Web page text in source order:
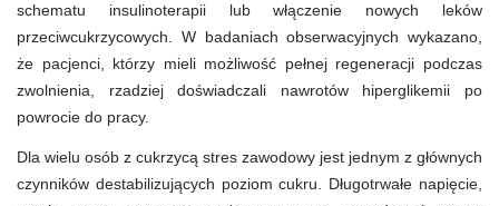
schematu insulinoterapii lub włączenie nowych leków
przeciwcukrzycowych. W badaniach obserwacyjnych wykazano,
że pacjenci, którzy mieli możliwość pełnej regeneracji podczas
zwolnienia, rzadziej doświadczali nawrotów hiperglikemii po
powrocie do pracy.
Dla wielu osób z cukrzycą stres zawodowy jest jednym z głównych
czynników destabilizujących poziom cukru. Długotrwałe napięcie,